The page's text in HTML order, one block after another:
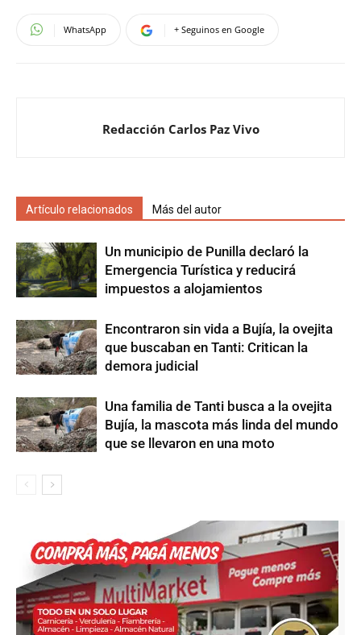
WhatsApp + Seguinos en Google
Redacción Carlos Paz Vivo
Artículo relacionados Más del autor
Un municipio de Punilla declaró la
Emergencia Turística y reducirá
impuestos a alojamientos
Encontraron sin vida a Bujía, la ovejita
que buscaban en Tanti: Critican la
demora judicial
Una familia de Tanti busca a la ovejita
Bujía, la mascota más linda del mundo
que se llevaron en una moto